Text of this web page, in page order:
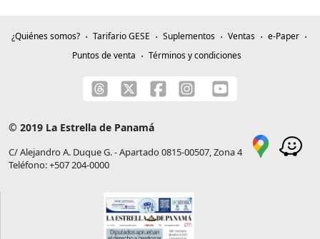
¿Quiénes somos? Tarifario GESE Suplementos Ventas
e-Paper
Puntos de venta
Términos y condiciones
© 2019 La Estrella de Panamá
C/ Alejandro A. Duque G. - Apartado 0815-00507, Zona 4
Teléfono: +507 204-0000